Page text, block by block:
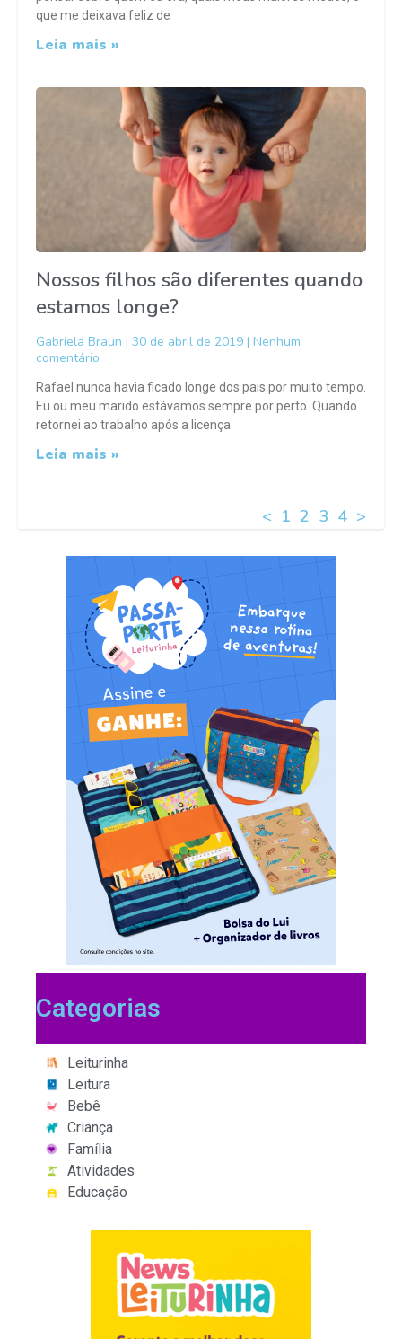
que me deixava feliz de
Leia mais »
Nossos filhos são diferentes quando
estamos longe?
Gabriela Braun 30 de abril de 2019
Nenhum
comentário
Rafael nunca havia ficado longe dos pais por muito tempo.
Eu ou meu marido estávamos sempre por perto. Quando
retornei ao trabalho após a licença
Leia mais »
< 1 2 3 4 >
Categorias
Leiturinha
Leitura
Bebê
Criança
Família
Atividades
Educação